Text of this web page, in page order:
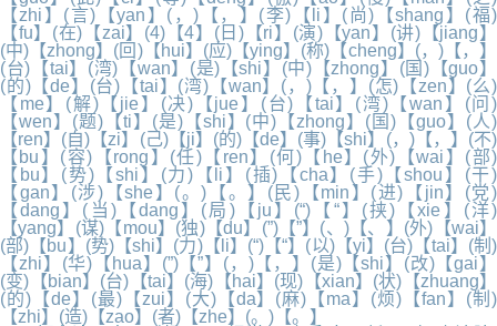
【zhi】(言)【yan】(，)【，】(李)【li】(尚)【shang】(福)
【fu】(在)【zai】(4)【4】(日)【ri】(演)【yan】(讲)【jiang】
(中)【zhong】(回)【hui】(应)【ying】(称)【cheng】(，)【，】
(台)【tai】(湾)【wan】(是)【shi】(中)【zhong】(国)【guo】
(的)【de】(台)【tai】(湾)【wan】(，)【，】(怎)【zen】(么)
【me】(解)【jie】(决)【jue】(台)【tai】(湾)【wan】(问)
【wen】(题)【ti】(是)【shi】(中)【zhong】(国)【guo】(人)
【ren】(自)【zi】(己)【ji】(的)【de】(事)【shi】(，)【，】(不)
【bu】(容)【rong】(任)【ren】(何)【he】(外)【wai】(部)
【bu】(势)【shi】(力)【li】(插)【cha】(手)【shou】(干)
【gan】(涉)【she】(。)【。】(民)【min】(进)【jin】(党)
【dang】(当)【dang】(局)【ju】(“)【“】(挟)【xie】(洋)
【yang】(谋)【mou】(独)【du】(”)【”】(、)【、】(外)【wai】
(部)【bu】(势)【shi】(力)【li】(“)【“】(以)【yi】(台)【tai】(制)
【zhi】(华)【hua】(”)【”】(，)【，】(是)【shi】(改)【gai】
(变)【bian】(台)【tai】(海)【hai】(现)【xian】(状)【zhuang】
(的)【de】(最)【zui】(大)【da】(麻)【ma】(烦)【fan】(制)
【zhi】(造)【zao】(者)【zhe】(。)【。】